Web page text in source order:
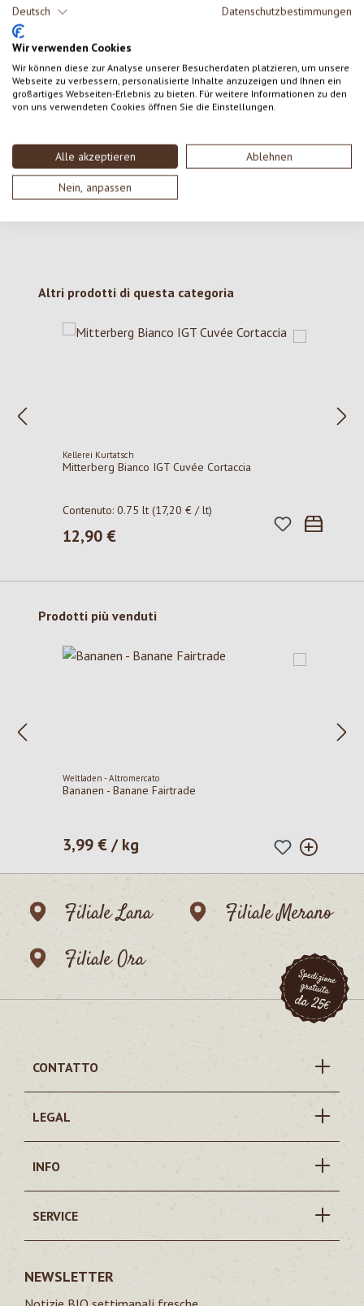
Deutsch Datenschutzbestimmungen
Wir verwenden Cookies
Wir können diese zur Analyse unserer Besucherdaten platzieren, um unsere
Webseite zu verbessern, personalisierte Inhalte anzuzeigen und Ihnen ein
großartiges Webseiten-Erlebnis zu bieten. Für weitere Informationen zu den
von uns verwendeten Cookies öffnen Sie die Einstellungen.
Alle akzeptieren Ablehnen
Nein, anpassen
Visualizza le valutazioni solo nella lingua corrente.
con gli altri.
Salta la galleria dei prodotti
Altri prodotti di questa categoria
Kellerei Kurtatsch
Mitterberg Bianco IGT Cuvée Cortaccia
Contenuto:0.75 lt(17,20 € / lt)
Prezzo normale:
12,90 €
Salta la galleria dei prodotti
Prodotti più venduti
Weltladen - Altromercato
Bananen - Banane Fairtrade
Prezzo normale:
3,99 € / kg
Filiale Lana
Filiale Merano
Filiale Ora
CONTATTO
LEGAL
INFO
SERVICE
NEWSLETTER